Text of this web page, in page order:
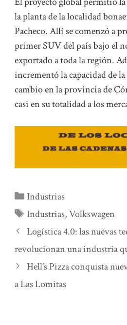
la planta de la localidad
Pacheco. Allí se comenzó a
primer SUV del país bajo el
exportado a toda la región.
incrementó la capacidad de la
cambio en la provincia de
casi en su totalidad a los
Categorías
Industrias
Etiquetas
Industrias,Volkswagen
Logística 4.0: las nuevas
revolucionan una industria
Hell’s Pizza conquista
a Las Lomitas